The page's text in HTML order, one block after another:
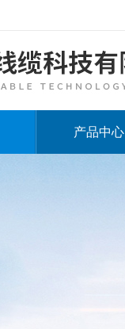
产品中心